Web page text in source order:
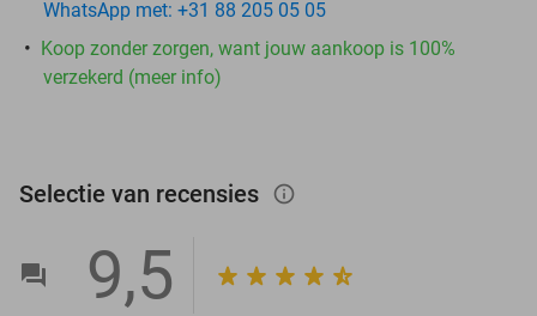
WhatsApp met: +31 88 205 05 05
Koop zonder zorgen, want jouw aankoop is 100%
verzekerd (meer info)
Selectie van recensies info_outlined
9,5